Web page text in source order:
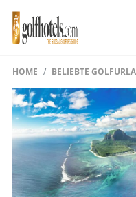
HOME BELIEBTE